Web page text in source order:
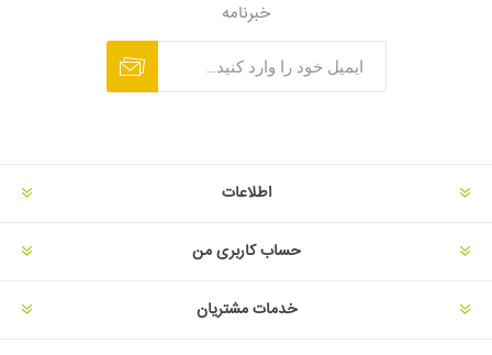
خبرنامه
اطلاعات
حساب کاربری من
خدمات مشتریان